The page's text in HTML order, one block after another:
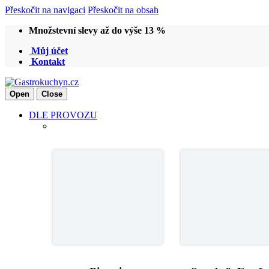
Přeskočit na navigaci Přeskočit na obsah
Množstevní slevy až do výše 13 %
Můj účet
Kontakt
Open Close
DLE PROVOZU